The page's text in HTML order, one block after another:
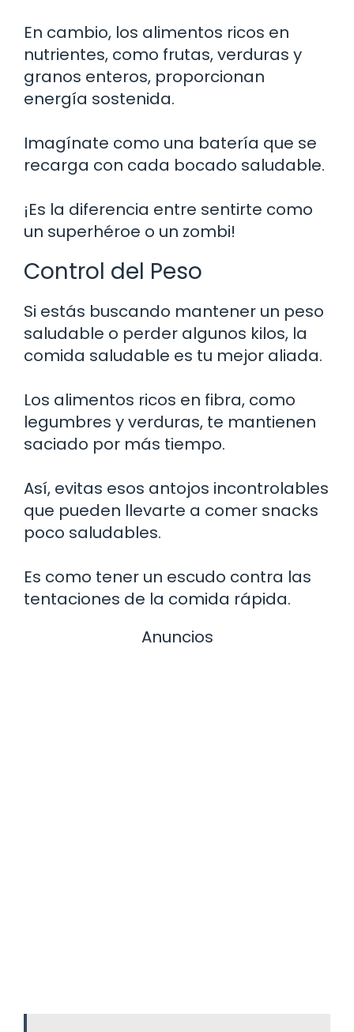
En cambio, los alimentos ricos en
nutrientes, como frutas, verduras y
granos enteros, proporcionan
energía sostenida.
Imagínate como una batería que se
recarga con cada bocado saludable.
¡Es la diferencia entre sentirte como
un superhéroe o un zombi!
Control del Peso
Si estás buscando mantener un peso
saludable o perder algunos kilos, la
comida saludable es tu mejor aliada.
Los alimentos ricos en fibra, como
legumbres y verduras, te mantienen
saciado por más tiempo.
Así, evitas esos antojos incontrolables
que pueden llevarte a comer snacks
poco saludables.
Es como tener un escudo contra las
tentaciones de la comida rápida.
Anuncios